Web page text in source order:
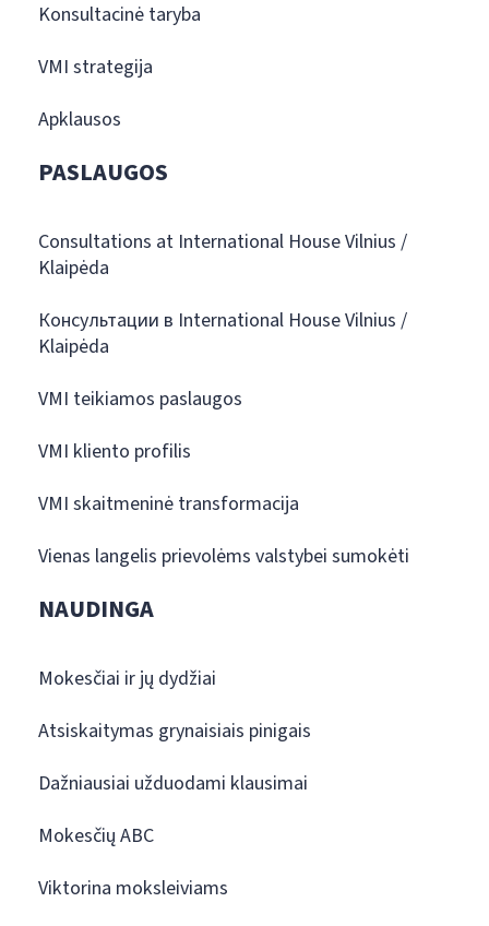
Konsultacinė taryba
VMI strategija
Apklausos
PASLAUGOS
Consultations at International House Vilnius /
Klaipėda
Консультации в International House Vilnius /
Klaipėda
VMI teikiamos paslaugos
VMI kliento profilis
VMI skaitmeninė transformacija
Vienas langelis prievolėms valstybei sumokėti
NAUDINGA
Mokesčiai ir jų dydžiai
Atsiskaitymas grynaisiais pinigais
Dažniausiai užduodami klausimai
Mokesčių ABC
Viktorina moksleiviams